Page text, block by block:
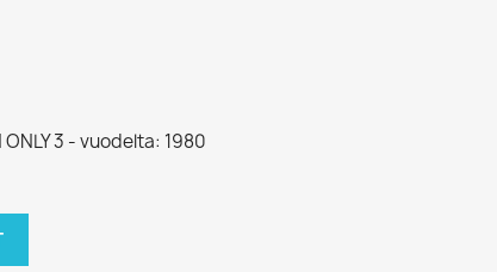
3 - vuodelta: 1980